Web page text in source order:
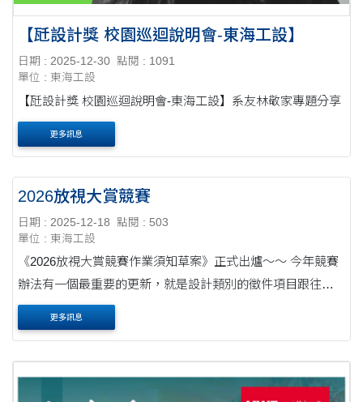
【瓩設計獎 校園巡迴說明會-東海工設】
日期 : 2025-12-30 點閱 : 1091
單位 : 東海工設
【瓩設計獎 校園巡迴說明會-東海工設】系友林敬家專題分享
更多訊息
2026放視大賞競賽
日期 : 2025-12-18
點閱 : 503
單位 : 東海工設
《2026放視大賞競賽作業須知草案》正式出爐～～ 今年競賽
辦法有一個最重要的更新，就是設計類別的徵件項目跟往年
有大大的不同喔！ 在必須跨域的時代，我們跟著趨勢脈動與
時俱進，想要看到大家展現獨特的視覺....
更多訊息